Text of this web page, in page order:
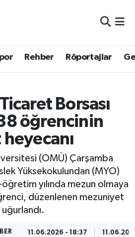
Rehber Röportajlar
Borsası
öğrencinin
(OMÜ) Çarşamba
Yüksekokulundan (MYO)
yılında mezun olmaya
düzenlenen mezuniyet
11.06.2026 - 18:37
Eczaneler
Haritası
ve Fikstür